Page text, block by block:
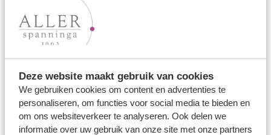
Deze website maakt gebruik van cookies
We gebruiken cookies om content en advertenties te
personaliseren, om functies voor social media te bieden en
om ons websiteverkeer te analyseren. Ook delen we
informatie over uw gebruik van onze site met onze partners
Ons aanbod
Trouwringen
Memoireringen
Verlovingsringen
Vriendschapsringen
Over ons